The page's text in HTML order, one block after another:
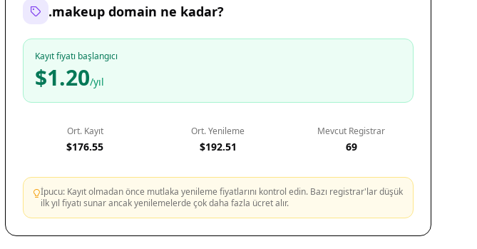
.makeup domain ne kadar?
Kayıt fiyatı başlangıcı
$1.20/yıl
Ort. Kayıt
$176.55
Ort. Yenileme
$192.51
Mevcut Registrar
69
İpucu: Kayıt olmadan önce mutlaka yenileme fiyatlarını kontrol edin. Bazı registrar'lar düşük
ilk yıl fiyatı sunar ancak yenilemelerde çok daha fazla ücret alır.